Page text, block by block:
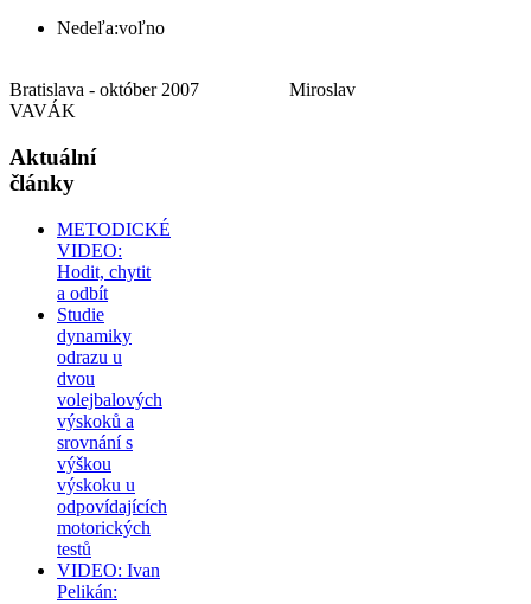
Nedeľa:voľno
Bratislava - október 2007 Miroslav
VAVÁK
Aktuální
články
METODICKÉ
VIDEO:
Hodit, chytit
a odbít
Studie
dynamiky
odrazu u
dvou
volejbalových
výskoků a
srovnání s
výškou
výskoku u
odpovídajících
motorických
testů
VIDEO: Ivan
Pelikán: